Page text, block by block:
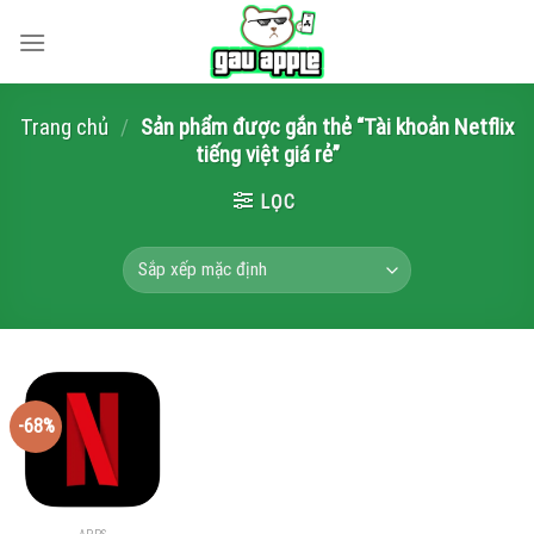
Trang chủ / Sản phẩm được gắn thẻ “Tài khoản Netflix
tiếng việt giá rẻ”
LỌC
-68%